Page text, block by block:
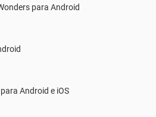
para Android
Android e iOS